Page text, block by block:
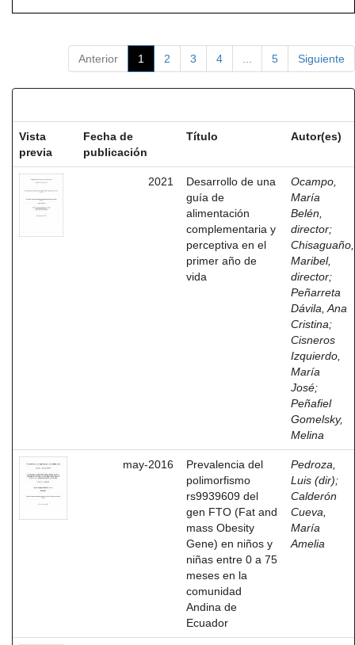
Anterior 1 2 3 4 5 Siguiente
Vista
previa
Fecha de
publicación
Título Autor(es)
2021
Desarrollo de una
guía de
alimentación
complementaria y
perceptiva en el
primer año de
vida
Ocampo,
María
Belén,
director;
Chisaguaño,
Maribel,
director;
Peñarreta
Dávila, Ana
Cristina;
Cisneros
Izquierdo,
María
José;
Peñafiel
Gomelsky,
Melina
may-2016
Prevalencia del
polimorfismo
rs9939609 del
gen FTO (Fat and
mass Obesity
Gene) en niños y
niñas entre 0 a 75
meses en la
comunidad
Andina de
Ecuador
Pedroza,
Luis (dir);
Calderón
Cueva,
María
Amelia